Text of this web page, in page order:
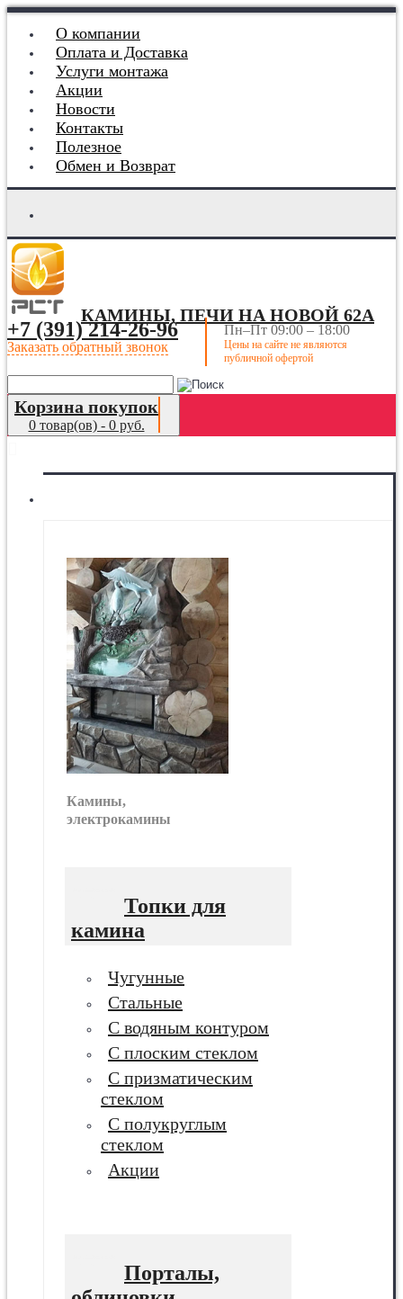
О компании
Оплата и Доставка
Услуги монтажа
Акции
Новости
Контакты
Полезное
Обмен и Возврат
КАМИНЫ, ПЕЧИ НА НОВОЙ 62А
+7 (391) 214-26-96
Заказать обратный звонок
Пн–Пт 09:00 – 18:00
Цены на сайте не являются
публичной офертой
Корзина покупок
0 товар(ов) - 0 руб.
Камины,
электрокамины
Топки для
камина
Чугунные
Стальные
С водяным контуром
С плоским стеклом
С призматическим
стеклом
С полукруглым
стеклом
Акции
Порталы,